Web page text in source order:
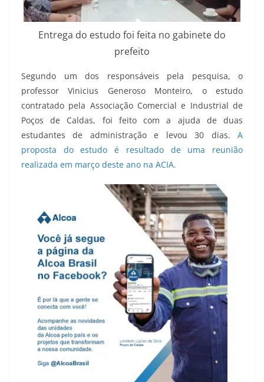
Entrega do estudo foi feita no gabinete do
prefeito
Segundo um dos responsáveis pela pesquisa, o
professor Vinicius Generoso Monteiro, o estudo
contratado pela Associação Comercial e Industrial de
Poços de Caldas, foi feito com a ajuda de duas
estudantes de administração e levou 30 dias. A
proposta do estudo é resultado de uma reunião
realizada em março deste ano na ACIA.